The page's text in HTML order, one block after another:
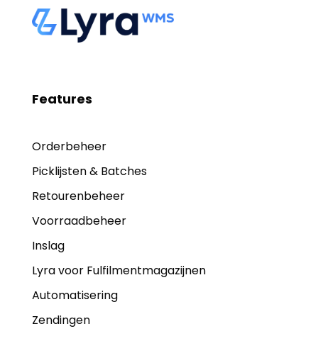
Features
Orderbeheer
Picklijsten & Batches
Retourenbeheer
Voorraadbeheer
Inslag
Lyra voor Fulfilmentmagazijnen
Automatisering
Zendingen